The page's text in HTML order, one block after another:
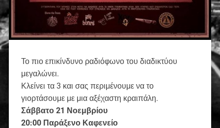
Το πιο επικίνδυνο ραδιόφωνο του διαδικτύου
μεγαλώνει.
Κλείνει τα 3 και σας περιμένουμε να το
γιορτάσουμε με μια αξέχαστη κραιπάλη.
Σάββατο 21 Νοεμβρίου
20:00 Παράξενο Καφενείο